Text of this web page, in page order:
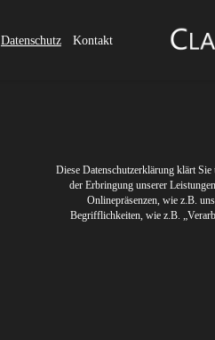
Datenschutz Kontakt
Diese Datenschutzerklärung klärt
der Erbringung unserer
Onlinepräsenzen, wie z.B.
Begrifflichkeiten, wie z.B.